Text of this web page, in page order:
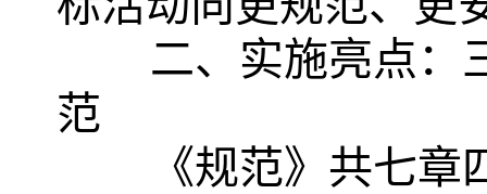
二、实施亮点：
范
《规范》共七